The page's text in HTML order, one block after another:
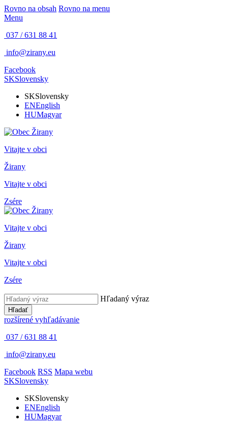
Rovno na obsah Rovno na menu
Menu
037 / 631 88 41
info@zirany.eu
Facebook
SKSlovensky
SKSlovensky
ENEnglish
HUMagyar
Vitajte v obci
Žirany
Vitajte v obci
Zsére
Vitajte v obci
Žirany
Vitajte v obci
Zsére
Hľadaný výraz
Hľadať
rozšírené vyhľadávanie
037 / 631 88 41
info@zirany.eu
Facebook RSS Mapa webu
SKSlovensky
SKSlovensky
ENEnglish
HUMagyar